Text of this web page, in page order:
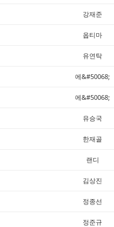
강재준
옵티마
유연탁
에&#50068;
에&#50068;
유승국
한재골
랜디
김상진
정종선
정준규